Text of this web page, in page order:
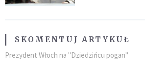
SKOMENTUJ ARTYKUŁ
Prezydent Włoch na "Dziedzińcu pogan"